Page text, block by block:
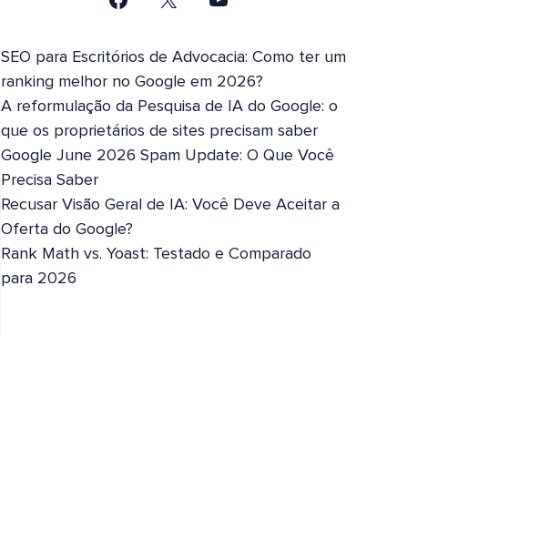
SEO para Escritórios de Advocacia: Como ter um
ranking melhor no Google em 2026?
A reformulação da Pesquisa de IA do Google: o
que os proprietários de sites precisam saber
Google June 2026 Spam Update: O Que Você
Precisa Saber
Recusar Visão Geral de IA: Você Deve Aceitar a
Oferta do Google?
Rank Math vs. Yoast: Testado e Comparado
para 2026